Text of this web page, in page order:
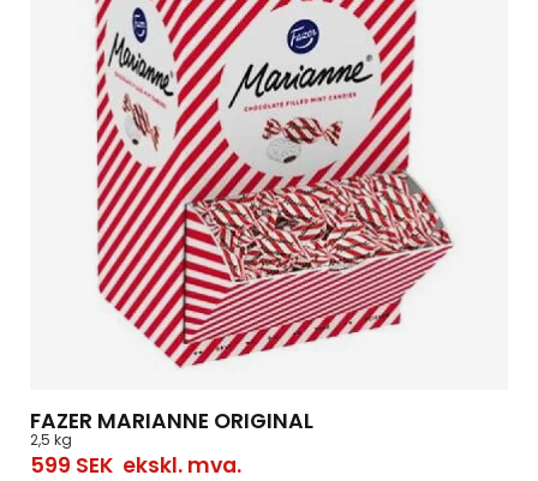
FAZER MARIANNE ORIGINAL
2,5 kg
599 SEKekskl. mva.